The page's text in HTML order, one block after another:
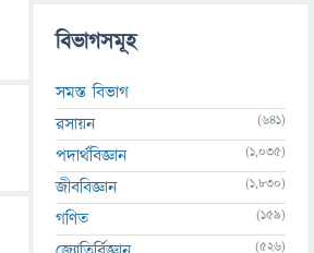
বিভাগসমূহ
সমস্ত বিভাগ
রসায়ন
(641)
পদার্থবিজ্ঞান (1,035)
জীববিজ্ঞান (1,830)
গণিত (159)
(526)